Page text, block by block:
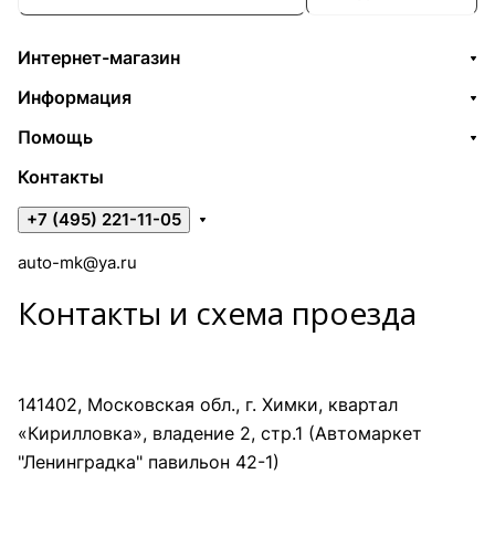
Интернет-магазин
Информация
Помощь
Контакты
+7 (495) 221-11-05
auto-mk@ya.ru
Контакты и схема проезда
141402, Московская обл., г. Химки, квартал
«Кирилловка», владение 2, стр.1 (Автомаркет
"Ленинградка" павильон 42-1)